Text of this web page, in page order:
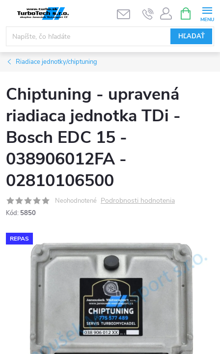
obsah
HĽADAŤ
KOŠÍK
Riadiace jednotky/chiptuning
Chiptuning - upravená
riadiaca jednotka TDi -
Bosch EDC 15 -
038906012FA -
02810106500
Neohodnotené Podrobnosti hodnotenia
Kód: 5850
REPAS